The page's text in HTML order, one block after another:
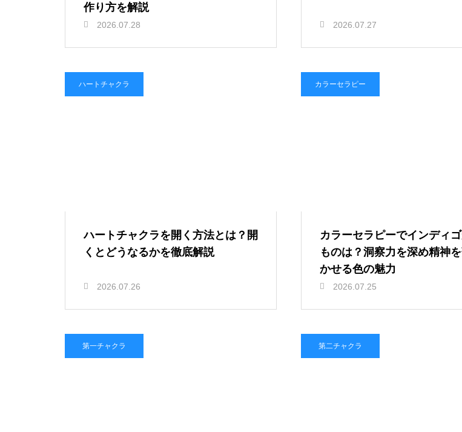
作り方を解説
2026.07.28 2026.07.27
ハートチャクラ
ハートチャクラを開く方法とは？開
くとどうなるかを徹底解説
2026.07.26
カラーセラピー
カラーセラピーでインディ
ものは？洞察力を深め精神
かせる色の魅力
2026.07.25
第一チャクラ 第二チャクラ